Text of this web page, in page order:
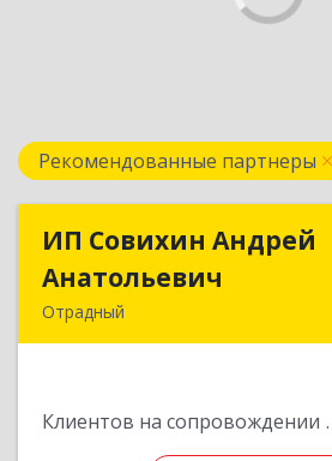
Рекомендованные партнеры
ИП Совихин Андрей
Анатольевич
Отрадный
Клиентов на сопровождении
ИП